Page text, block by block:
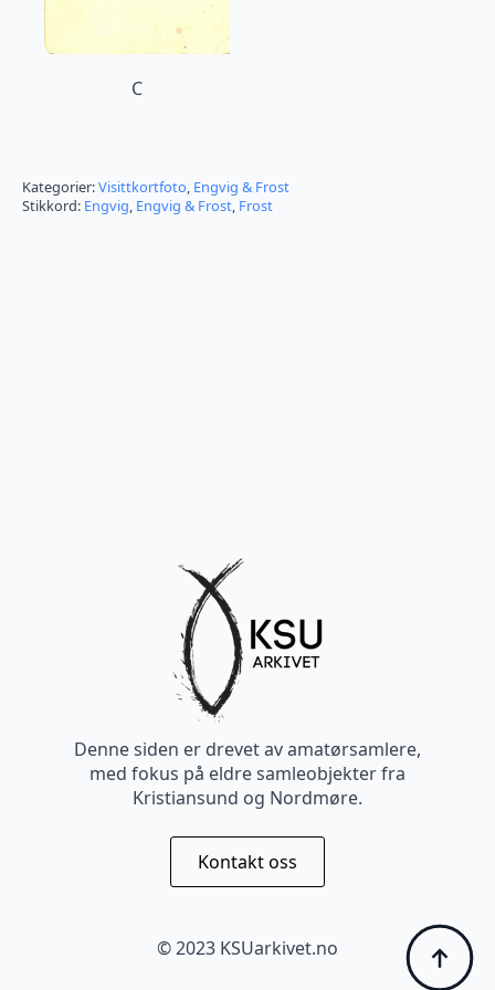
C
Kategorier:Visittkortfoto, Engvig & Frost
Stikkord: Engvig, Engvig & Frost, Frost
Denne siden er drevet av amatørsamlere,
med fokus på eldre samleobjekter fra
Kristiansund og Nordmøre.
Kontakt oss
© 2023 KSUarkivet.no